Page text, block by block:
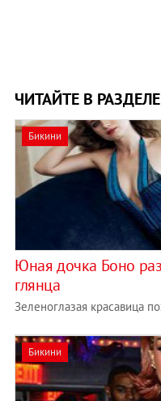
ЧИТАЙТЕ В РАЗДЕЛЕ
Бикини
Юная дочка Боно
глянца
Зеленоглазая красавица
Бикини